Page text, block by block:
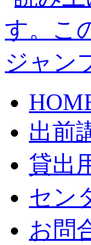
出前
貸出
セン
お問